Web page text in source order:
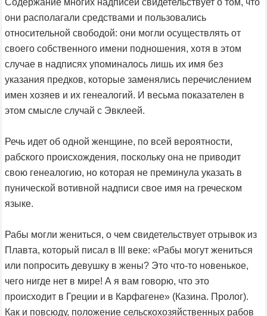
Содержание многих надписей свидетельствует о том, что
они располагали средствами и пользовались
относительной свободой: они могли осуществлять от
своего собственного имени подношения, хотя в этом
случае в надписях упоминалось лишь их имя без
указания предков, которые заменялись перечислением
имен хозяев и их генеалогий. И весьма показателен в
этом смысле случай с Эвклеей.
Речь идет об одной женщине, по всей вероятности,
рабского происхождения, поскольку она не приводит
свою генеалогию, но которая не преминула указать в
пунической вотивной надписи свое имя на греческом
языке.
Рабы могли жениться, о чем свидетельствует отрывок из
Плавта, который писал в III веке: «Рабы могут жениться
или попросить девушку в жены? Это что-то новенькое,
чего нигде нет в мире! А я вам говорю, что это
происходит в Греции и в Карфагене» (Казина. Пролог).
Как и повсюду, положение сельскохозяйственных рабов